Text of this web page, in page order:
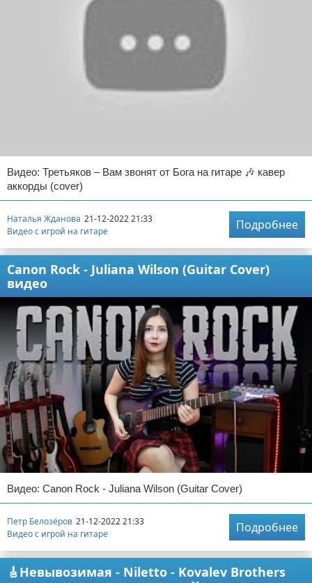
Видео: Третьяков – Вам звонят от Бога на гитаре 🎶 кавер
аккорды (cover)
Наталья Жданова 21-12-2022 21:33
Видео с игрой на гитаре
Подробнее
Canon Rock - Juliana Wilson (Guitar Cover)
видео
Видео: Canon Rock - Juliana Wilson (Guitar Cover)
Петр Белозёров 21-12-2022 21:33
Видео с игрой на гитаре
Подробнее
🎸Невывозимая - Niletto - Kovalev Brothers